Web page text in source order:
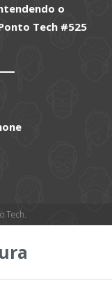
o
Tech #525
Tech.